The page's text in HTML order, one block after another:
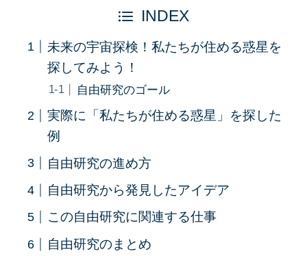
INDEX
未来の宇宙探検！私たちが住める惑星を
探してみよう！
自由研究のゴール
実際に「私たちが住める惑星」を探した
例
自由研究の進め方
自由研究から発見したアイデア
この自由研究に関連する仕事
自由研究のまとめ